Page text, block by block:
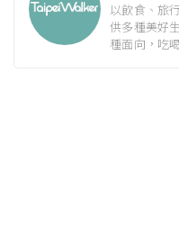
以飲食、旅
供多種美好
種面向，吃